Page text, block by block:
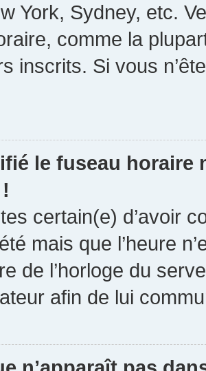
York, Sydney, etc.
comme la
inscrits. Si vous
le fuseau horaire
certain(e) d’avoir
mais que l’heure
de l’horloge du
afin de lui